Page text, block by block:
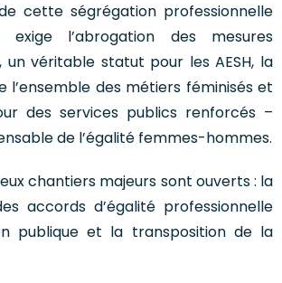
cette ségrégation professionnelle
exige l’abrogation des mesures
un véritable statut pour les AESH, la
l’ensemble des métiers féminisés et
des services publics renforcés –
de l’égalité femmes-hommes.
chantiers majeurs sont ouverts : la
accords d’égalité professionnelle
publique et la transposition de la